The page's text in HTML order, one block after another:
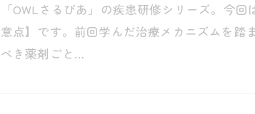
「OWLさるびあ」の疾患研修シリーズ。今
意点】です。前回学んだ治療メカニズムを踏
べき薬剤ごと…